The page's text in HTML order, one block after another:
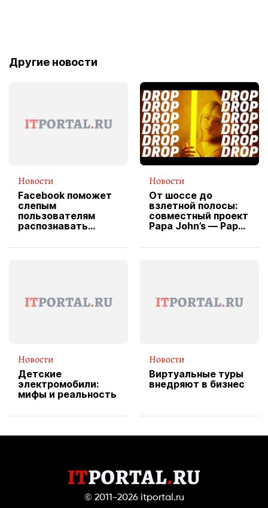
Другие новости
Новости
Facebook поможет
слепым
пользователям
распознавать
Новости
От шоссе до
взлетной полосы:
совместный проект
Papa John’s — Papa
вводит
Новости
Детские
электромобили:
мифы и реальность
Новости
Виртуальные туры
внедряют в бизнес
© 2011-2026 itportal.ru